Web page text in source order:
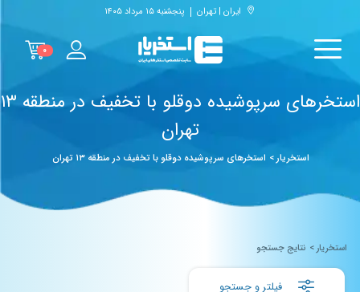
ایران | تهران پنجشنبه ۱۵ مرداد ۱۴۰۵
۰
استخرهای سرپوشیده دوقلو با تخفیف در منطقه ۱۳
تهران
استخریار> استخرهای سرپوشیده دوقلو با تخفیف در منطقه ۱۳ تهران
استخریار> نتایج جستجو